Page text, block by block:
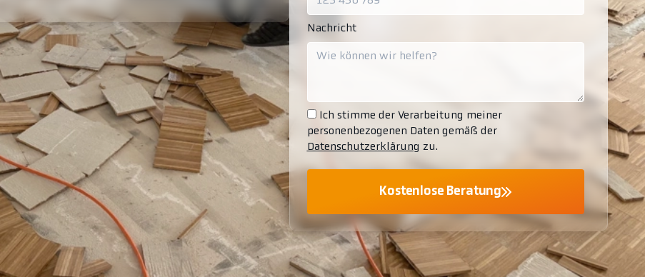
Nachricht
Ich stimme der Verarbeitung meiner
personenbezogenen Daten gemäß der
Datenschutzerklärung zu.
Kostenlose Beratung